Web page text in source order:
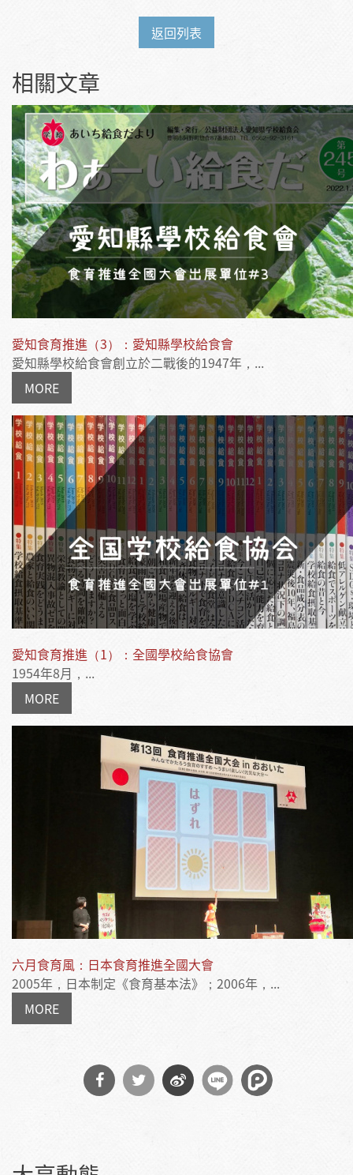
返回列表
相關文章
愛知食育推進（3）：愛知縣學校給食會
愛知縣學校給食會創立於二戰後的1947年，...
MORE
愛知食育推進（1）：全國學校給食協會
1954年8月，...
MORE
六月食育風：日本食育推進全國大會
2005年，日本制定《食育基本法》；2006年，...
MORE